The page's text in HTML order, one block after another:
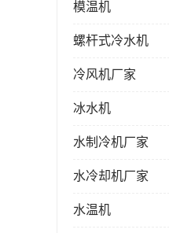
模温机
螺杆式冷水机
冷风机厂家
冰水机
水制冷机厂家
水冷却机厂家
水温机